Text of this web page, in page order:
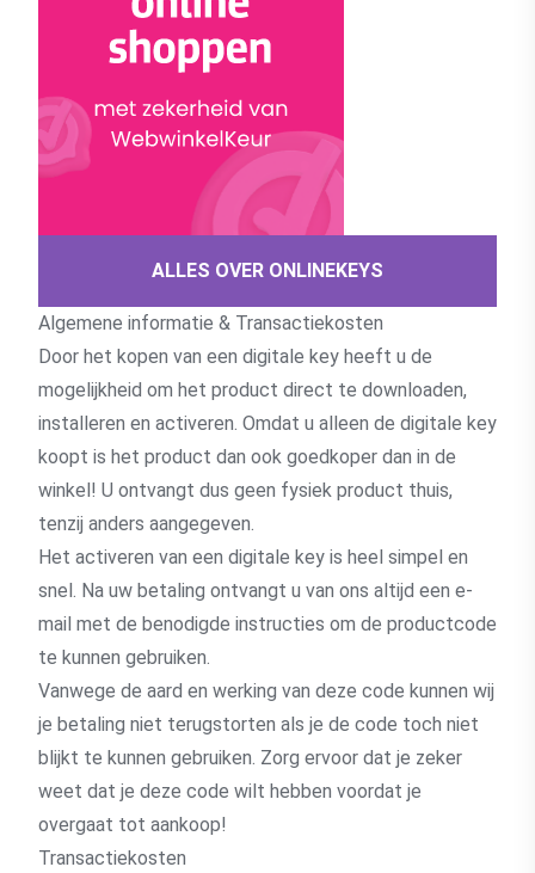
ALLES OVER ONLINEKEYS
Algemene informatie & Transactiekosten
Door het kopen van een digitale key heeft u de
mogelijkheid om het product direct te downloaden,
installeren en activeren. Omdat u alleen de digitale key
koopt is het product dan ook goedkoper dan in de
winkel! U ontvangt dus geen fysiek product thuis,
tenzij anders aangegeven.
Het activeren van een digitale key is heel simpel en
snel. Na uw betaling ontvangt u van ons altijd een e-
mail met de benodigde instructies om de productcode
te kunnen gebruiken.
Vanwege de aard en werking van deze code kunnen wij
je betaling niet terugstorten als je de code toch niet
blijkt te kunnen gebruiken. Zorg ervoor dat je zeker
weet dat je deze code wilt hebben voordat je
overgaat tot aankoop!
Transactiekosten